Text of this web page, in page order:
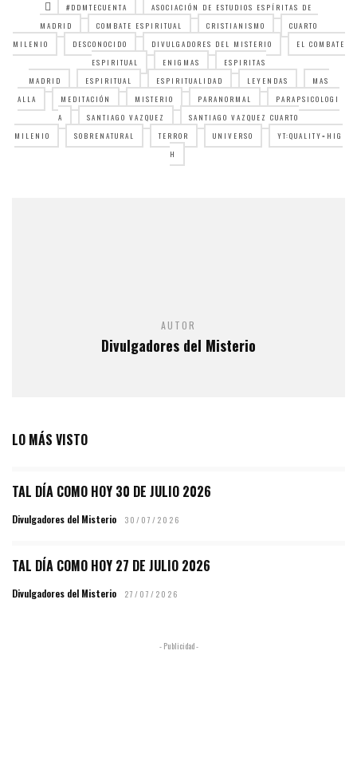
#DDMTECUENTA
ASOCIACIÓN DE ESTUDIOS ESPÍRITAS DE
MADRID
COMBATE ESPIRITUAL CRISTIANISMO
CUARTO
MILENIO
DESCONOCIDO DIVULGADORES DEL MISTERIO
EL COMBATE
ESPIRITUAL
ENIGMAS
ESPIRITAS
MADRID
ESPIRITUAL ESPIRITUALIDAD LEYENDAS
MAS
ALLA
MEDITACIÓN MISTERIO PARANORMAL
PARAPSICOLOGI
A
SANTIAGO VAZQUEZ
SANTIAGO VAZQUEZ CUARTO
MILENIO
SOBRENATURAL TERROR UNIVERSO
YT:QUALITY=HIG
H
AUTOR
Divulgadores del Misterio
LO MÁS VISTO
TAL DÍA COMO HOY 30 DE JULIO 2026
Divulgadores del Misterio 30/07/2026
TAL DÍA COMO HOY 27 DE JULIO 2026
Divulgadores del Misterio 27/07/2026
- Publicidad -